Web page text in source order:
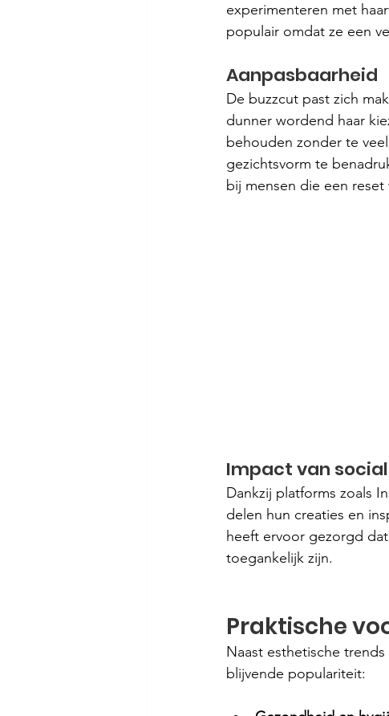
experimenteren met
populair omdat ze een
Aanpasbaarheid
De buzzcut past zich
dunner wordend haar
behouden zonder te
gezichtsvorm te
bij mensen die een
Impact van
Dankzij platforms zoals
delen hun creaties en
heeft ervoor gezorgd
toegankelijk zijn.
Praktische
Naast esthetische
blijvende populariteit: